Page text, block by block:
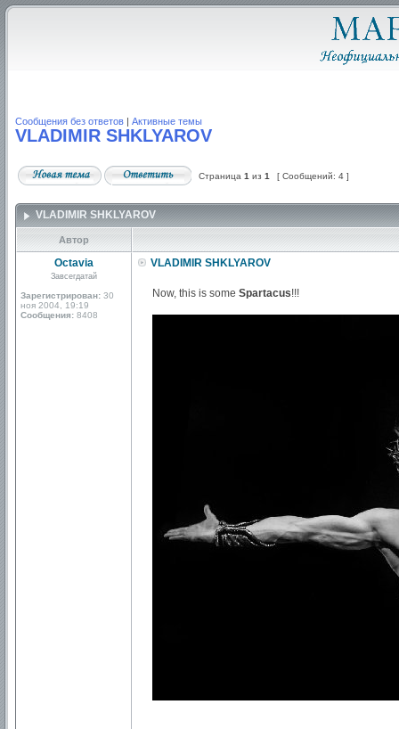
Сообщения без ответов | Активные темы
VLADIMIR SHKLYAROV
Страница 1 из 1 [ Сообщений: 4 ]
VLADIMIR SHKLYAROV
Автор
Octavia
Завсегдатай
Зарегистрирован: 30
ноя 2004, 19:19
Сообщения: 8408
VLADIMIR SHKLYAROV
Now, this is some Spartacus!!!